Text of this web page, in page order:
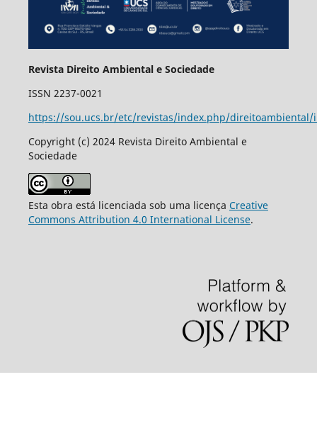
Revista Direito Ambiental e Sociedade
ISSN 2237-0021
https://sou.ucs.br/etc/revistas/index.php/direitoambiental/
Copyright (c) 2024 Revista Direito Ambiental e
Sociedade
Esta obra está licenciada sob uma licença Creative
Commons Attribution 4.0 International License.